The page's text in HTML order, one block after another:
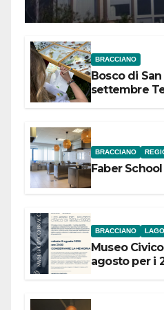
Meridionale
BRACCIANO
Bosco di
settembre
BRACCIANO
Faber
BRACCIANO LAGO
Museo
agosto per i